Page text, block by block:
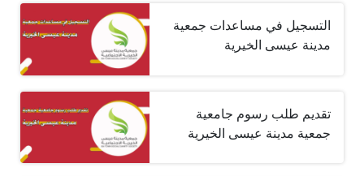
التسجيل في مساعدات جمعية
مدينة عيسى الخيرية
تقديم طلب رسوم جامعية
جمعية مدينة عيسى الخيرية